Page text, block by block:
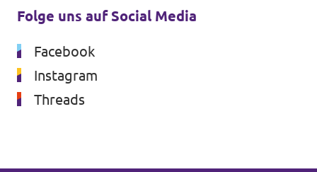
Folge uns auf Social Media
Facebook
Instagram
Threads